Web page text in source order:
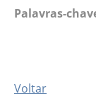
Palavras-
Voltar